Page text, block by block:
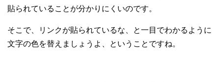
貼られていることが分かりにくいのです。
そこで、リンクが貼られているな、と一目でわかるように
文字の色を替えましょうよ、ということですね。